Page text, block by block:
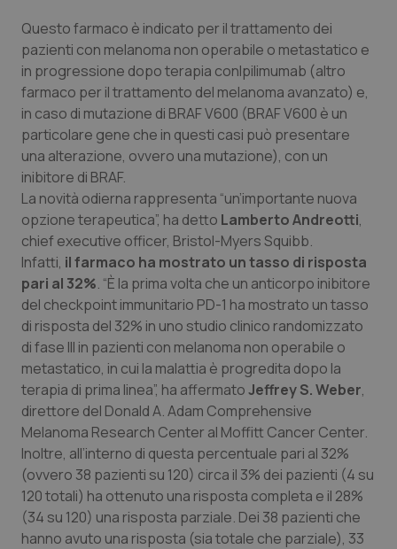
Lazio
Liguria
Lombardia
Marche
Molise
Piemonte
Provincia Autonoma di Bolzano
Provincia Autonoma di Trento
Puglia
Sardegna
Sicilia
Diabete & glucometri
Disturbi dell’umore
Dolore
Donna & Salute
Epatiti
HIV
Infezioni & Febbre
Ipertensione & Scompenso
Malattie rare
Malattia di Crohn & Rettocolite Ulcerosa
Neuroscienze & patologie neurodegenerative
Questo farmaco è indicato per il trattamento dei
pazienti con melanoma non operabile o metastatico e
in progressione dopo terapia conIpilimumab (altro
farmaco per il trattamento del melanoma avanzato) e,
in caso di mutazione di BRAF V600 (BRAF V600 è un
particolare gene che in questi casi può presentare
una alterazione, ovvero una mutazione), con un
inibitore di BRAF.
La novità odierna rappresenta “un’importante nuova
opzione terapeutica”, ha detto Lamberto Andreotti,
chief executive officer, Bristol-Myers Squibb.
Infatti, il farmaco ha mostrato un tasso di risposta
pari al 32%. “È la prima volta che un anticorpo inibitore
del checkpoint immunitario PD-1 ha mostrato un tasso
di risposta del 32% in uno studio clinico randomizzato
di fase III in pazienti con melanoma non operabile o
metastatico, in cui la malattia è progredita dopo la
terapia di prima linea”, ha affermatoJeffrey S. Weber,
direttore del Donald A. Adam Comprehensive
Melanoma Research Center al Moffitt Cancer Center.
Inoltre, all’interno di questa percentuale pari al 32%
(ovvero 38 pazienti su 120) circa il 3% dei pazienti (4 su
120 totali) ha ottenuto una risposta completa e il 28%
(34 su 120) una risposta parziale. Dei 38 pazienti che
hanno avuto una risposta (sia totale che parziale), 33